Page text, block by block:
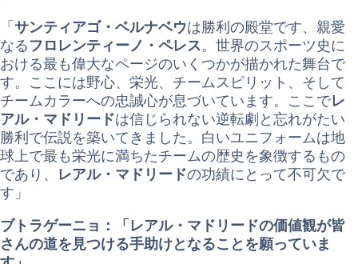
「 サンティアゴ・ベルナベウは勝利の殿堂です、親愛
なるフロレンティーノ・ペレス。世界のスポーツ史に
おける最も偉大なページのいくつかが描かれた舞台で
す。ここには野心、栄光、チームスピリット、そして
チームカラーへの忠誠心が息づいています。ここでレ
アル・マドリードは信じられない逆転劇と忘れがたい
勝利で伝説を築いてきました。白いユニフォームは地
球上で最も栄光に満ちたチームの歴史を象徴するもの
であり、 レアル・マドリードの功績にとって不可欠で
す」
ブトラゲーニョ：「レアル・マドリードの価値観が皆
さんの道を見つける手助けとなることを願っていま